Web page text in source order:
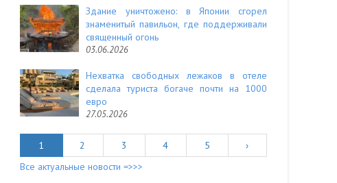
Здание уничтожено: в Японии сгорел
знаменитый павильон, где поддерживали
священный огонь
03.06.2026
Нехватка свободных лежаков в отеле
сделала туриста богаче почти на 1000
евро
27.05.2026
1 2 3 4 5
›
Все актуальные новости =>>>